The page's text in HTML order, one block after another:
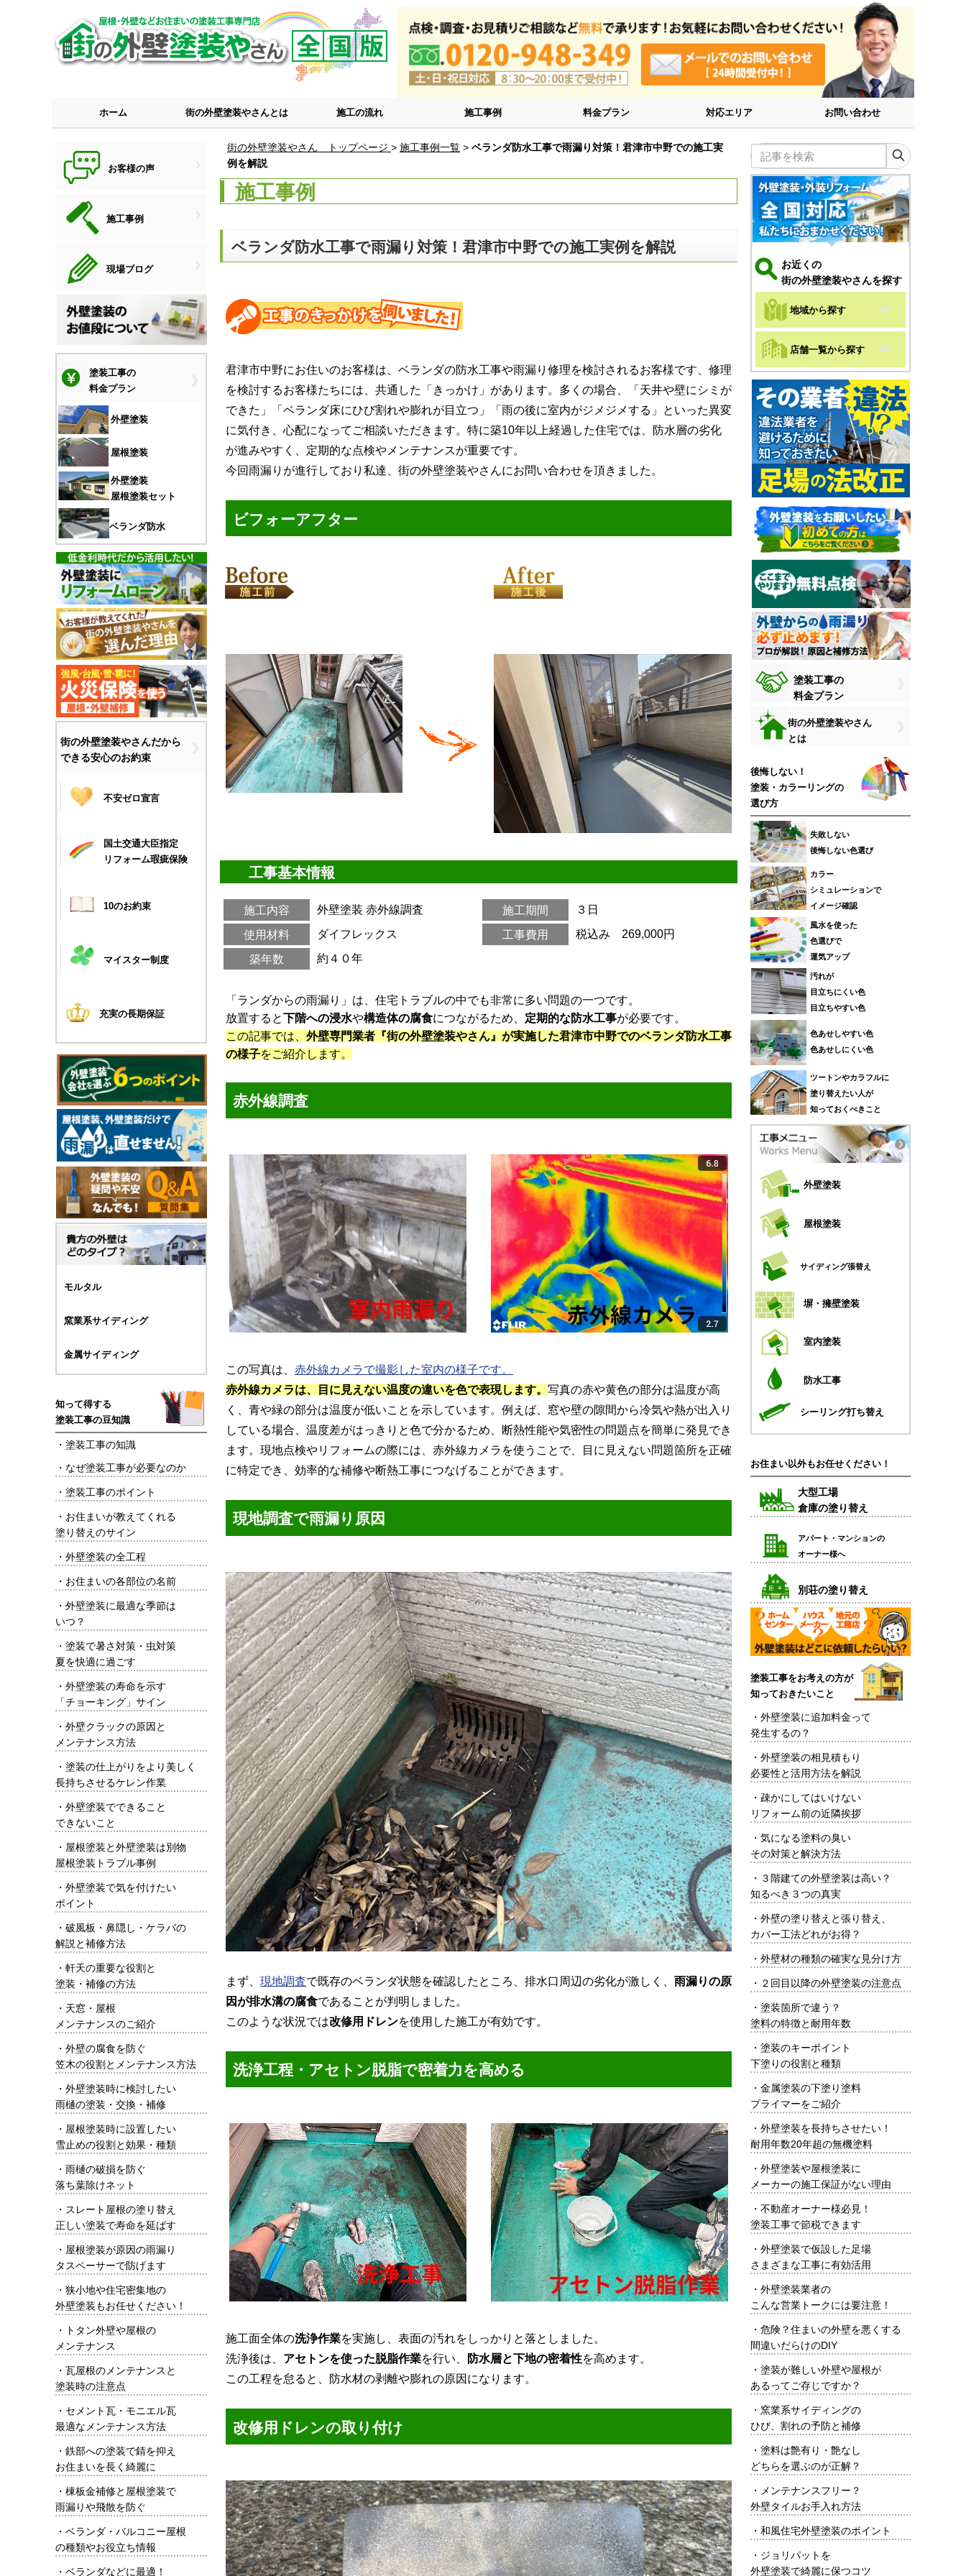
ホーム 街の外壁塗装やさんとは 施工の流れ 施工事例 料金プラン 対応エリア お問い合わせ
お客様の声
施工事例
現場ブログ
塗装工事の
料金プラン
外壁塗装
屋根塗装
外壁塗装
屋根塗装セット
ベランダ防水
街の外壁塗装やさんだから
できる安心のお約束
不安ゼロ宣言
国土交通大臣指定
リフォーム瑕疵保険
10のお約束
マイスター制度
充実の長期保証
モルタル
窯業系サイディング
金属サイディング
知って得する
塗装工事の豆知識
・ 塗装工事の知識
・ なぜ塗装工事が必要なのか
・ 塗装工事のポイント
・ お住まいが教えてくれる
塗り替えのサイン
・ 外壁塗装の全工程
・ お住まいの各部位の名前
・ 外壁塗装に最適な季節は
いつ？
・ 塗装で暑さ対策・虫対策
夏を快適に過ごす
・ 外壁塗装の寿命を示す
「チョーキング」サイン
・ 外壁クラックの原因と
メンテナンス方法
・ 塗装の仕上がりをより美しく
長持ちさせるケレン作業
・ 外壁塗装でできること
できないこと
・ 屋根塗装と外壁塗装は別物
屋根塗装トラブル事例
・ 外壁塗装で気を付けたい
ポイント
・ 破風板・鼻隠し・ケラバの
解説と補修方法
・ 軒天の重要な役割と
塗装・補修の方法
・ 天窓・屋根
メンテナンスのご紹介
・ 外壁の腐食を防ぐ
笠木の役割とメンテナンス方法
・ 外壁塗装時に検討したい
雨樋の塗装・交換・補修
・ 屋根塗装時に設置したい
雪止めの役割と効果・種類
・ 雨樋の破損を防ぐ
落ち葉除けネット
・ スレート屋根の塗り替え
正しい塗装で寿命を延ばす
・ 屋根塗装が原因の雨漏り
タスペーサーで防げます
・ 狭小地や住宅密集地の
外壁塗装もお任せください！
・
トタン外壁や屋根の
メンテナンス
・ 瓦屋根のメンテナンスと
塗装時の注意点
・ セメント瓦・モニエル瓦
最適なメンテナンス方法
・ 鉄部への塗装で錆を抑え
お住まいを長く綺麗に
・ 棟板金補修と屋根塗装で
雨漏りや飛散を防ぐ
・ ベランダ・バルコニー屋根
の種類やお役立ち情報
・ ベランダなどに最適！
街の外壁塗装やさん トップページ > 施工事例一覧 > ベランダ防水工事で雨漏り対策！君津市中野での施工実
例を解説
施工事例
ベランダ防水工事で雨漏り対策！君津市中野での施工実例を解説
君津市中野にお住いのお客様は、ベランダの防水工事や雨漏り修理を検討されるお客様です、修理
を検討するお客様たちには、共通した「きっかけ」があります。多くの場合、「天井や壁にシミが
できた」「ベランダ床にひび割れや膨れが目立つ」「雨の後に室内がジメジメする」といった異変
に気付き、心配になってご相談いただきます。特に築10年以上経過した住宅では、防水層の劣化
が進みやすく、定期的な点検やメンテナンスが重要です。
今回雨漏りが進行しており私達、街の外壁塗装やさんにお問い合わせを頂きました。
ビフォーアフター
工事基本情報
施工内容 外壁塗装 赤外線調査
使用材料 ダイフレックス
築年数 約４０年
施工期間 ３日
工事費用 税込み 269,000円
「ランダからの雨漏り」は、住宅トラブルの中でも非常に多い問題の一つです。
放置すると下階への浸水や構造体の腐食につながるため、 定期的な防水工事が必要です。
この記事では、 外壁専門業者『街の外壁塗装やさん』が実施した君津市中野でのベランダ防水工事
の様子をご紹介します。
赤外線調査
この写真は、 赤外線カメラで撮影した室内の様子です。
赤外線カメラは、目に見えない温度の違いを色で表現します。 写真の赤や黄色の部分は温度が高
く、青や緑の部分は温度が低いことを示しています。例えば、窓や壁の隙間から冷気や熱が出入り
している場合、温度差がはっきりと色で分かるため、断熱性能や気密性の問題点を簡単に発見でき
ます。現地点検やリフォームの際には、赤外線カメラを使うことで、目に見えない問題箇所を正確
に特定でき、効率的な補修や断熱工事につなげることができます。
現地調査で雨漏り原因
まず、 現地調査で既存のベランダ状態を確認したところ、排水口周辺の劣化が激しく、 雨漏りの原
因が排水溝の腐食であることが判明しました。
このような状況では改修用ドレンを使用した施工が有効です。
洗浄工程・アセトン脱脂で密着力を高める
施工面全体の洗浄作業を実施し、表面の汚れをしっかりと落としました。
洗浄後は、 アセトンを使った脱脂作業を行い、 防水層と下地の密着性を高めます。
この工程を怠ると、防水材の剥離や膨れの原因になります。
改修用ドレンの取り付け
記事を検索
お近くの
街の外壁塗装やさんを探す
地域から探す
店舗一覧から探す
塗装工事の
料金プラン
街の外壁塗装やさん
とは
後悔しない！
塗装・カラーリングの
選び方
失敗しない
後悔しない色選び
カラー
シミュレーションで
イメージ確認
風水を使った
色選びで
運気アップ
汚れが
目立ちにくい色
目立ちやすい色
色あせしやすい色
色あせしにくい色
ツートンやカラフルに
塗り替えたい人が
知っておくべきこと
外壁塗装
屋根塗装
サイディング張替え
塀・擁壁塗装
室内塗装
防水工事
シーリング打ち替え
お住まい以外もお任せください！
大型工場
倉庫の塗り替え
アパート・マンションの
オーナー様へ
別荘の塗り替え
塗装工事をお考えの方が
知っておきたいこと
・ 外壁塗装に追加料金って
発生するの？
・ 外壁塗装の相見積もり
必要性と活用方法を解説
・ 疎かにしてはいけない
リフォーム前の近隣挨拶
・ 気になる塗料の臭い
その対策と解決方法
・ ３階建ての外壁塗装は高い？
知るべき３つの真実
・ 外壁の塗り替えと張り替え、
カバー工法どれがお得？
・ 外壁材の種類の確実な見分け方
・ ２回目以降の外壁塗装の注意点
・ 塗装箇所で違う？
塗料の特徴と耐用年数
・ 塗装のキーポイント
下塗りの役割と種類
・ 金属塗装の下塗り塗料
プライマーをご紹介
・ 外壁塗装を長持ちさせたい！
耐用年数20年超の無機塗料
・ 外壁塗装や屋根塗装に
メーカーの施工保証がない理由
・ 不動産オーナー様必見！
塗装工事で節税できます
・ 外壁塗装で仮設した足場
さまざまな工事に有効活用
・ 外壁塗装業者の
こんな営業トークには要注意！
・ 危険？住まいの外壁を悪くする
間違いだらけのDIY
・ 塗装が難しい外壁や屋根が
あるってご存じですか？
・ 窯業系サイディングの
ひび、割れの予防と補修
・ 塗料は艶有り・艶なし
どちらを選ぶのが正解？
・ メンテナンスフリー？
外壁タイルお手入れ方法
・ 和風住宅外壁塗装のポイント
・ ジョリパットを
外壁塗装で綺麗に保つコツ